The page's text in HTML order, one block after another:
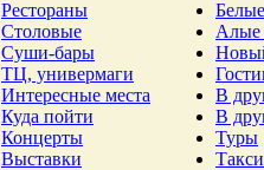
Рестораны
Столовые
Суши-бары
ТЦ, универмаги
Интересные места
Куда пойти
Концерты
Выставки
Алые
В
В
Туры
Такси